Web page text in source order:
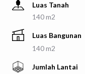
Luas Tanah
140 m2
Luas Bangunan
140 m2
Jumlah Lantai